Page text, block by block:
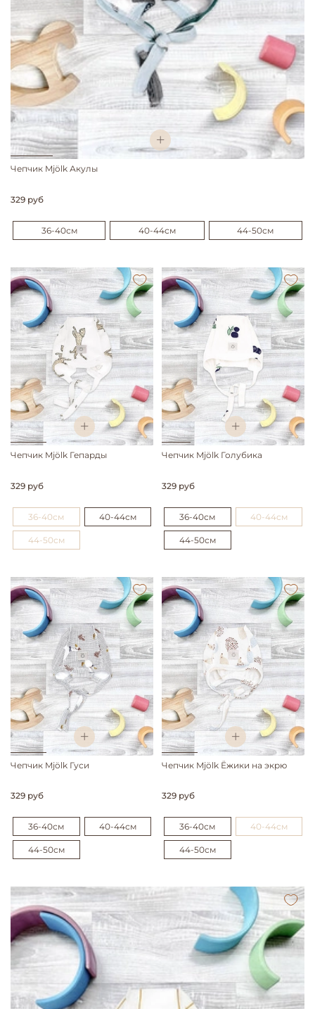
Чепчик Mjölk Акулы
329 руб
36-40см 40-44см 44-50см
Чепчик Mjölk Гепарды
329 руб
36-40см 40-44см
44-50см
Чепчик Mjölk Голубика
329 руб
36-40см 40-44см
44-50см
Чепчик Mjölk Гуси
329 руб
36-40см 40-44см
44-50см
Чепчик Mjölk Ёжики на экрю
329 руб
36-40см 40-44см
44-50см